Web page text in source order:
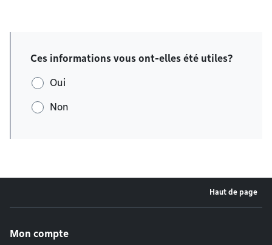
Ces informations vous ont-elles été utiles?
Oui
Non
Haut de page
Mon compte